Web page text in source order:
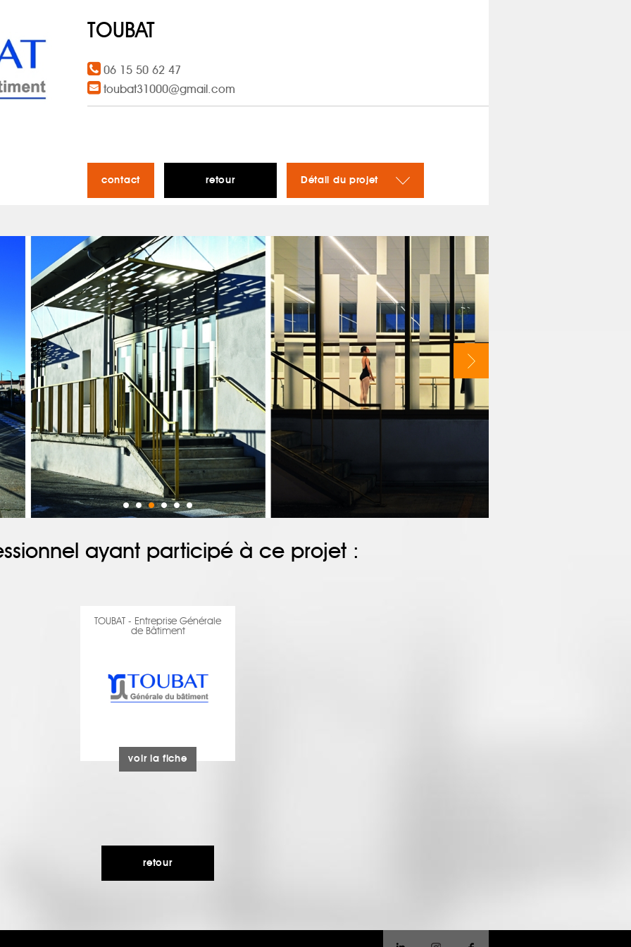
TOUBAT
06 15 50 62 47
toubat31000@gmail.com
contact retour Détail du projet
ayant participé à ce projet :
TOUBAT - Entreprise Générale
de Bâtiment
voir la fiche
retour